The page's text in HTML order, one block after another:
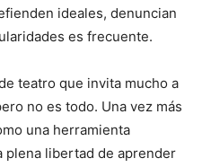
ideales, denuncian
es frecuente.
teatro que invita mucho a
no es todo. Una vez más
una herramienta
plena libertad de aprender